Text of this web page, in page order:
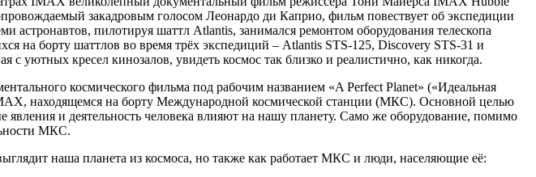
закадровым голосом Леонардо ди Каприо, фильм повествует об экспедиции
астронавтов, пилотируя шаттл Atlantis, занимался ремонтом оборудования телескопа
на борту шаттлов во время трёх экспедиций – Atlantis STS-125, Discovery STS-31 и
с уютных кресел кинозалов, увидеть космос так близко и реалистично, как никогда.
космического фильма под рабочим названием «A Perfect Planet» («Идеальная
находящемся на борту Международной космической станции (МКС). Основной целью
явления и деятельность человека влияют на нашу планету. Само же оборудование, помимо
МКС.
наша планета из космоса, но также как работает МКС и люди, населяющие её: